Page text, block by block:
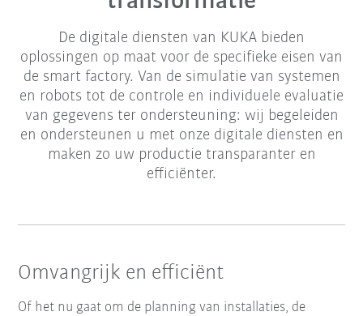
De digitale diensten van KUKA bieden
oplossingen op maat voor de specifieke eisen van
de smart factory. Van de simulatie van systemen
en robots tot de controle en individuele evaluatie
van gegevens ter ondersteuning: wij begeleiden
en ondersteunen u met onze digitale diensten en
maken zo uw productie transparanter en
efficiënter.
Omvangrijk en efficiënt
Of het nu gaat om de planning van installaties, de